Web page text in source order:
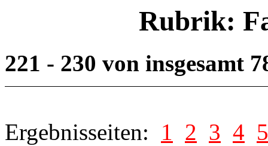
Rubrik:
221 - 230 von insgesamt
Ergebnisseiten: 1 2 3 4 5